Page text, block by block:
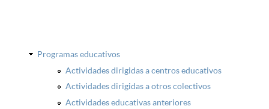
Programas educativos
Actividades dirigidas a centros educativos
Actividades dirigidas a otros colectivos
Actividades educativas anteriores